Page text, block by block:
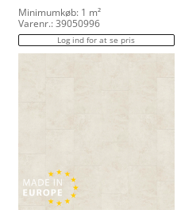
Minimumkøb: 1 m²
Varenr.: 39050996
Log ind for at se pris